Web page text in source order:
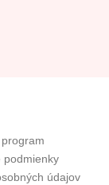
podmienky
údajov